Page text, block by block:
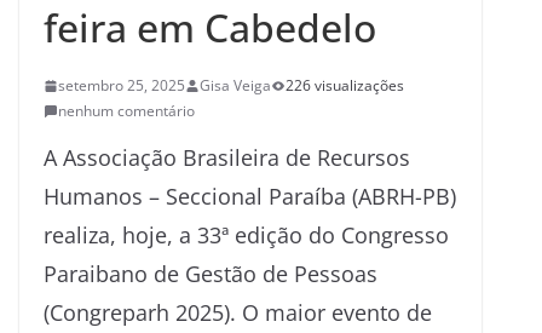
feira em Cabedelo
setembro 25, 2025 Gisa Veiga
226 visualizações
nenhum comentário
A Associação Brasileira de Recursos
Humanos – Seccional Paraíba (ABRH-PB)
realiza, hoje, a 33ª edição do Congresso
Paraibano de Gestão de Pessoas
(Congreparh 2025). O maior evento de